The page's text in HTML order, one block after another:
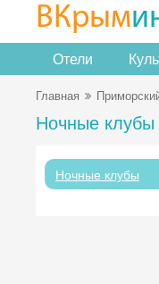
ВКрым
Отели
Главная
Ночные
Ночные клубы